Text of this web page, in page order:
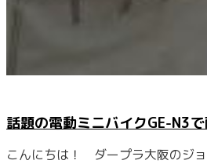
話題の電動ミニバイクGE-N3で
こんにちは！ ダープラ大阪のジ